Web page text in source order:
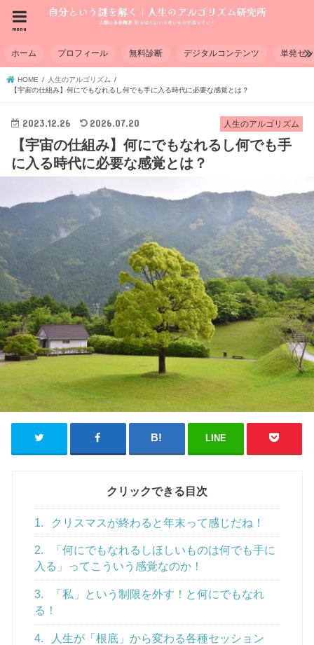
menu
ホーム プロフィール 無料診断 デジタルコンテンツ 単発セ
HOME
人生のアルゴリズム
【宇宙の仕組み】何にでもなれるし何でも手に入る時代に必要な感覚とは？
人生のアルゴリズム
2023.12.26 2026.07.20
【宇宙の仕組み】何にでもなれるし何でも手
に入る時代に必要な感覚とは？
LINE
クリックできる目次
1. クリスマスが終わると年末って感じだね！
2.
「何にでもなれるしほしいものは何でも手に
入る」ってこういう感覚なのか！
3.
「私」という制限を外す！と何にでもなれ
る！
4. 人生が「根底」から変わる各種セッション